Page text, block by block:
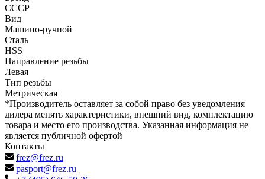
СССР
Вид
Машино-ручной
Сталь
HSS
Направление резьбы
Левая
Тип резьбы
Метрическая
*Производитель оставляет за собой право без уведомления
дилера менять характеристики, внешний вид, комплектацию
товара и место его производства. Указанная информация не
является публичной офертой
Контакты
frez@frez.ru
pasport@frez.ru